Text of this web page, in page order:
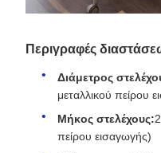
Περιγραφές
Διάμετρος
μεταλλικού πείρου
Μήκος στελέχους:
πείρου εισαγωγής)